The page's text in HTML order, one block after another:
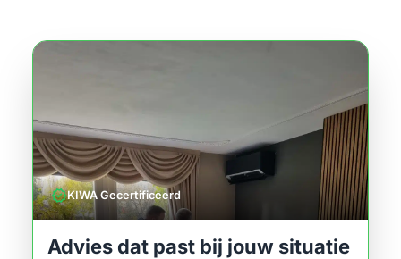
verifiedKIWA Gecertificeerd
Advies dat past bij jouw situatie